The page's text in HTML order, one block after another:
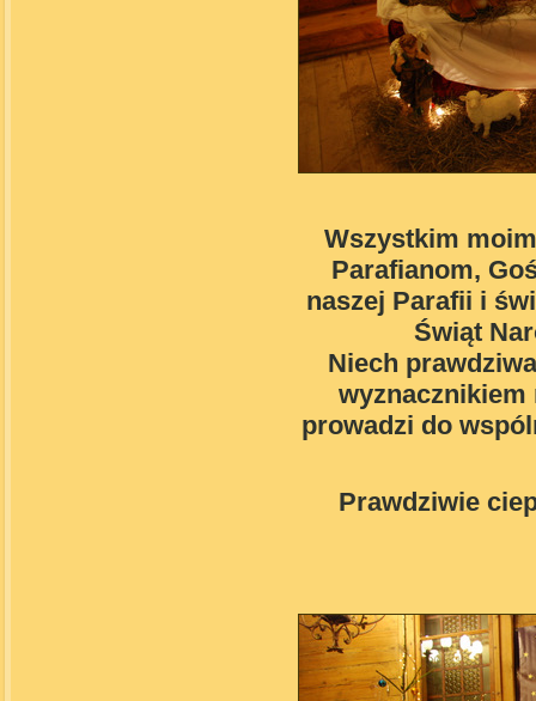
Wszystkim
Parafianom,
naszej Parafii i
Świąt
Niech
wyznacznikiem
prowadzi do
Prawdziwie